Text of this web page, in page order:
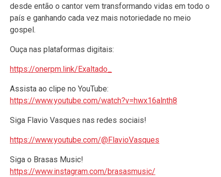
desde então o cantor vem transformando vidas em todo o
país e ganhando cada vez mais notoriedade no meio
gospel.
Ouça nas plataformas digitais:
https://onerpm.link/Exaltado_
Assista ao clipe no YouTube:
https://www.youtube.com/watch?v=hwx16alnth8
Siga Flavio Vasques nas redes sociais!
https://www.youtube.com/@FlavioVasques
Siga o Brasas Music!
https://www.instagram.com/brasasmusic/